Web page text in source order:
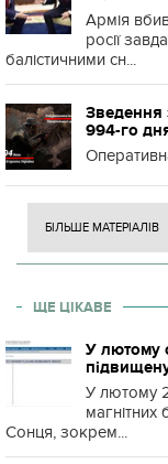
Армія
росії
балістичними сн...
Зведення
994-го
БІЛЬШЕ МАТЕРІАЛІВ
ЩЕ ЦІКАВЕ
У лютому
У лютому
магнітних
Сонця, зокрем...